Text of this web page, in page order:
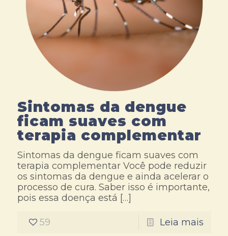
Sintomas da dengue
ficam suaves com
terapia complementar
Sintomas da dengue ficam suaves com
terapia complementar Você pode reduzir
os sintomas da dengue e ainda acelerar o
processo de cura. Saber isso é importante,
pois essa doença está […]
59 Leia mais